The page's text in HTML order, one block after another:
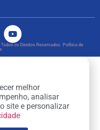
os Direitos Reservados. Política de
melhor
analisar
site e personalizar